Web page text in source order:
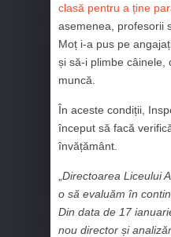
clasă pentru a ține
asemenea, profesorii
Moț i-a pus pe
și să-i plimbe câinele,
muncă.
În aceste condiții,
început să facă
învățământ.
Directoarea Liceului
o să evaluăm în
Din data de 17
nou director și